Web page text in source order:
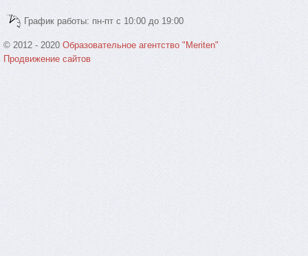
График работы: пн-пт с 10:00 до 19:00
© 2012 - 2020 Образовательное агентство "Meriten"
Продвижение сайтов